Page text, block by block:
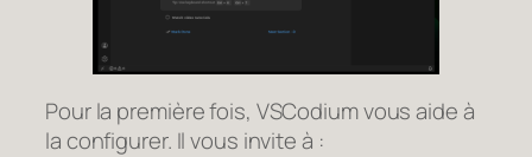
Pour la première fois, VSCodium vous aide à
la configurer. Il vous invite à :